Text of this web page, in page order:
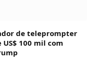
de teleprompter
100 mil com